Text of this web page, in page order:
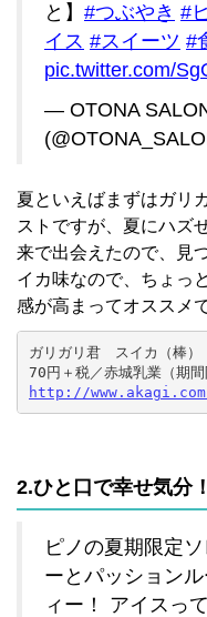
と】 #つぶやき #
イス #スイーツ #
pic.twitter.com/
— OTONA
夏といえばまずはガリ
ストですが、夏にハズ
来で出会えたので、見
イカ味なので、ちょっ
感が高まってオススメ
ガリガリ君　スイカ（棒）
http://
2.ひと口で幸せ気分
ピノの夏期限定
ーとパッション
ィー！ アイスっ